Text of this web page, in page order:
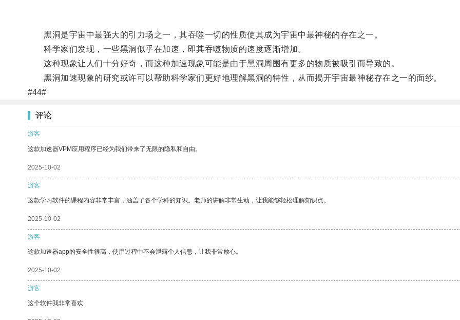
黑洞是宇宙中最强大的引力场之一，其吞噬一切的性质使其成为宇宙中最神秘的存在之一。
科学家们发现，一些黑洞似乎在加速，即其吞噬物质的速度逐渐增加。
这种现象让人们十分好奇，而这种加速现象可能是由于黑洞周围有更多的物质被吸引而导致的。
黑洞加速现象的研究或许可以帮助科学家们更好地理解黑洞的特性，从而揭开宇宙最神秘存在之一的面纱。
#44#
评论
游客
这款加速器VPM应用程序已经为我们带来了无限的隐私和自由。
2025-10-02
游客
这款学习软件的课程内容非常丰富，涵盖了各个学科的知识。老师的讲解非常生动，让我能够轻松理解知识点。
2025-10-02
游客
这款加速器app的安全性很高，使用过程中不会泄露个人信息，让我非常放心。
2025-10-02
游客
这个软件我非常喜欢